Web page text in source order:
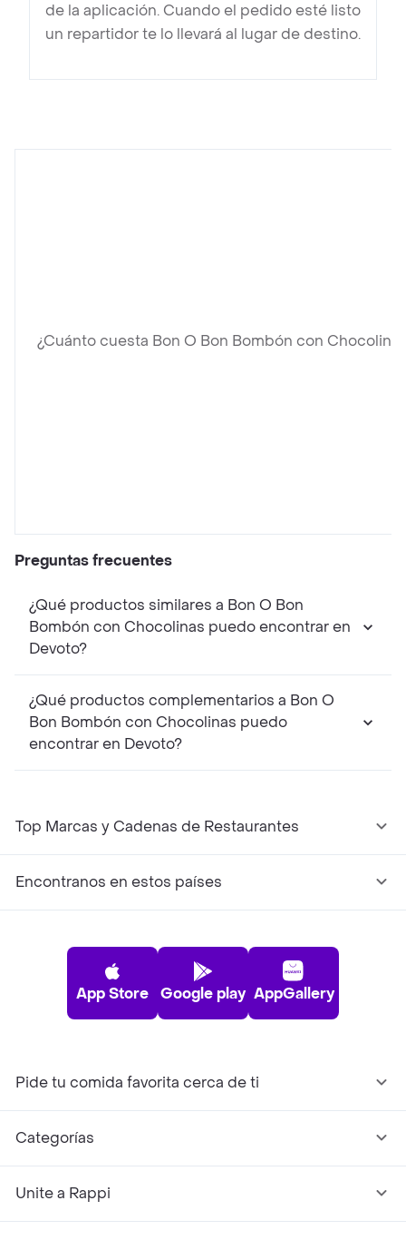
de la aplicación. Cuando el pedido esté listo
un repartidor te lo llevará al lugar de destino.
¿Cuánto cuesta Bon O Bon Bombón con
Preguntas frecuentes
¿Qué productos similares a Bon O Bon
Bombón con Chocolinas puedo encontrar en
Devoto?
¿Qué productos complementarios a Bon O
Bon Bombón con Chocolinas puedo
encontrar en Devoto?
Top Marcas y Cadenas de Restaurantes
Encontranos en estos países
App Store Google play AppGallery
Pide tu comida favorita cerca de ti
Categorías
Unite a Rappi